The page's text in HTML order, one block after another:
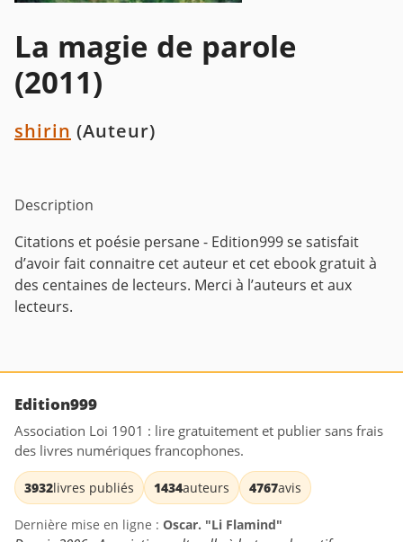
La magie de parole
(2011)
shirin (Auteur)
Description
Citations et poésie persane - Edition999 se satisfait
d’avoir fait connaitre cet auteur et cet ebook gratuit à
des centaines de lecteurs. Merci à l’auteurs et aux
lecteurs.
Edition999
Association Loi 1901 : lire gratuitement et publier sans frais
des livres numériques francophones.
3932livres publiés 1434auteurs 4767avis
Dernière mise en ligne : Oscar. "Li Flamind"